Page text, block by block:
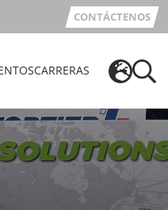
CONTÁCTENOS
CARRERAS